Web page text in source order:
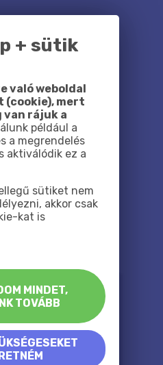
+ sütik
való weboldal
(cookie), mert
van rájuk a
például a
a megrendelés
aktiválódik ez a
sütiket nem
akkor csak
kat is
MINDET,
TOVÁBB